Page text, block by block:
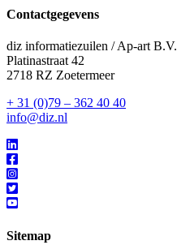
Contactgegevens
diz informatiezuilen / Ap-art B.V.
Platinastraat 42
2718 RZ Zoetermeer
+ 31 (0)79 – 362 40 40
info@diz.nl
Sitemap